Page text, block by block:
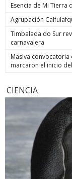
Esencia de Mi
Agrupación
Timbalada do Sur
carnavalera
Masiva
marcaron el inicio
CIENCIA